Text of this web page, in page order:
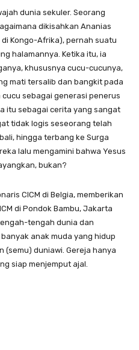
dunia sekuler. Seorang
dikisahkan Ananias
Kongo-Afrika), pernah suatu
halamannya. Ketika itu, ia
khususnya cucu-cucunya,
mati tersalib dan bangkit pada
sebagai generasi penerus
itu sebagai cerita yang sangat
tidak logis seseorang telah
hingga terbang ke Surga
lalu mengamini bahwa Yesus
bukan?
CICM di Belgia, memberikan
di Pondok Bambu, Jakarta
tengah dunia dan
anak muda yang hidup
duniawi. Gereja hanya
siap menjemput ajal.